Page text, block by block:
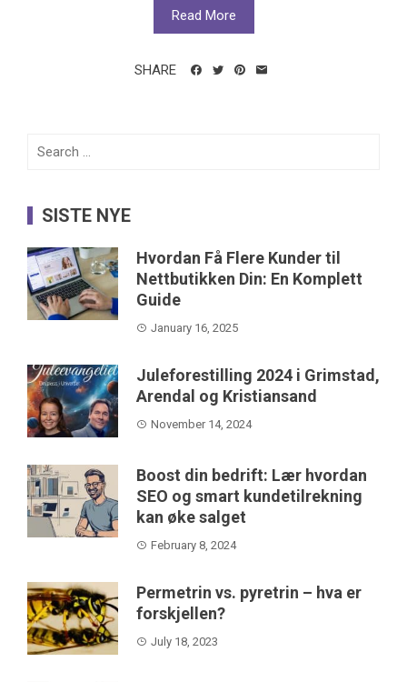
Read More
SHARE
Search
SISTE NYE
Hvordan Få Flere Kunder til
Nettbutikken Din: En Komplett
Guide
January 16, 2025
Juleforestilling 2024 i Grimstad,
Arendal og Kristiansand
November 14, 2024
Boost din bedrift: Lær hvordan
SEO og smart kundetilrekning
kan øke salget
February 8, 2024
Permetrin vs. pyretrin – hva er
forskjellen?
July 18, 2023